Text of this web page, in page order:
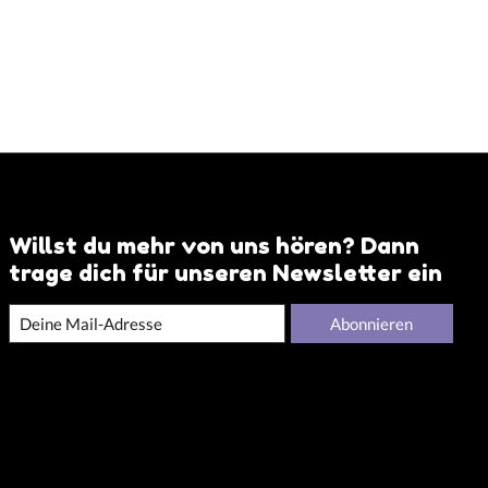
Willst du mehr von uns hören? Dann
trage dich für unseren Newsletter ein
Abonnieren